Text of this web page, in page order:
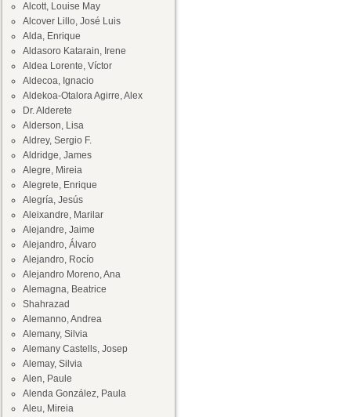
Alcott, Louise May
Alcover Lillo, José Luis
Alda, Enrique
Aldasoro Katarain, Irene
Aldea Lorente, Víctor
Aldecoa, Ignacio
Aldekoa-Otalora Agirre, Alex
Dr. Alderete
Alderson, Lisa
Aldrey, Sergio F.
Aldridge, James
Alegre, Mireia
Alegrete, Enrique
Alegría, Jesús
Aleixandre, Marilar
Alejandre, Jaime
Alejandro, Álvaro
Alejandro, Rocío
Alejandro Moreno, Ana
Alemagna, Beatrice
Shahrazad
Alemanno, Andrea
Alemany, Silvia
Alemany Castells, Josep
Alemay, Silvia
Alen, Paule
Alenda González, Paula
Aleu, Mireia